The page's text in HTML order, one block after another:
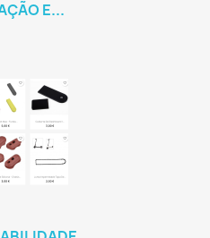
E...